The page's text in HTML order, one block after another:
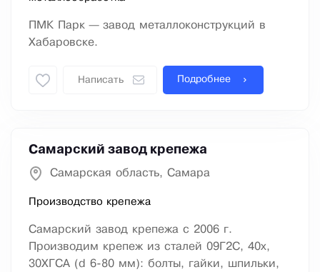
ПМК Парк — завод металлоконструкций в
Хабаровске.
Написать Подробнее
Самарский завод крепежа
Самарская область, Самара
Производство крепежа
Самарский завод крепежа с 2006 г.
Производим крепеж из сталей 09Г2С, 40х,
30ХГСА (d 6-80 мм): болты, гайки, шпильки,